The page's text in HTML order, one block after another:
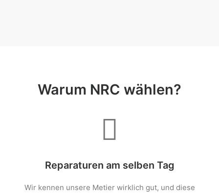
Warum NRC wählen?
Reparaturen am selben Tag
Wir kennen unsere Metier wirklich gut, und diese